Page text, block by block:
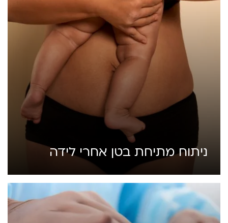
ניתוח מתיחת בטן אחרי לידה